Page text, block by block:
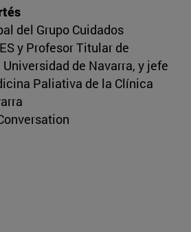
del Grupo Cuidados
y Profesor Titular de
de Navarra, y jefe
Paliativa de la Clínica